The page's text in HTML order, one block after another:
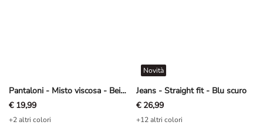
Pantaloni - Misto viscosa - Beige
€ 19,99
+2 altri colori
Jeans - Straight fit - Blu scuro
Novità
€ 26,99
+12 altri colori